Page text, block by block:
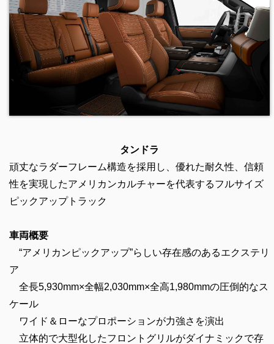
タンドラ
頑丈なラダーフレーム構造を採用し、優れた耐久性、信頼
性を実現したアメリカンカルチャーを代表するフルサイズ
ピックアップトラック
車両概要
“アメリカンピックアップ”らしい存在感のあるエクステリ
ア
全長5,930mm×全幅2,030mm×全高1,980mmの圧倒的なス
ケール
ワイド＆ローなプロポーションが力強さを演出
立体的で大型化したフロントグリルがダイナミックで存